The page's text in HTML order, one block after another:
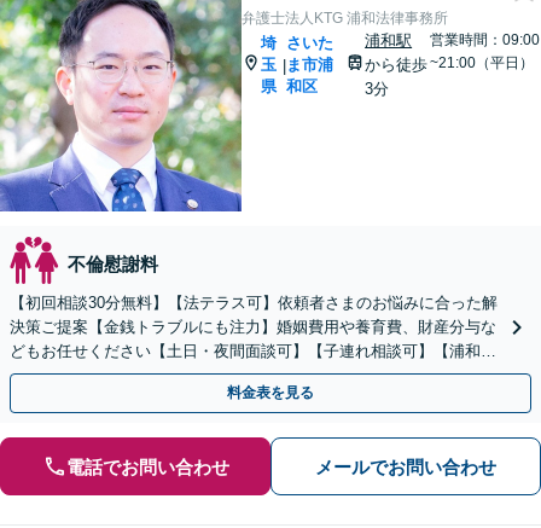
弁護士法人KTG 浦和法律事務所
埼
玉
県
|
さいた
ま市浦
和区
浦和駅
から徒歩
3分
営業時間：09:00
~21:00（平日）
不倫慰謝料
【初回相談30分無料】【法テラス可】依頼者さまのお悩みに合った解
決策ご提案【金銭トラブルにも注力】婚姻費用や養育費、財産分与な
どもお任せください【土日・夜間面談可】【子連れ相談可】【浦和駅
2分】
料金表を見る
電話でお問い合わせ メールでお問い合わせ